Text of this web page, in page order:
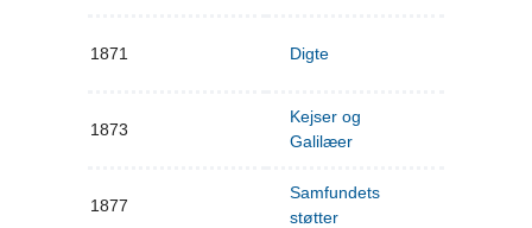
1871 Digte
1873
Kejser og
Galilæer
1877
Samfundets
støtter